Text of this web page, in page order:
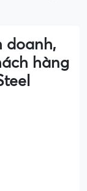
doanh,
hàng